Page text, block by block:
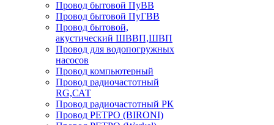
Провод бытовой ПуВВ
Провод бытовой ПуГВВ
Провод бытовой,
акустический ШВВП,ШВП
Провод для водопогружных
насосов
Провод компьютерный
Провод радиочастотный
RG,САТ
Провод радиочастотный РК
Провод РЕТРО (BIRONI)